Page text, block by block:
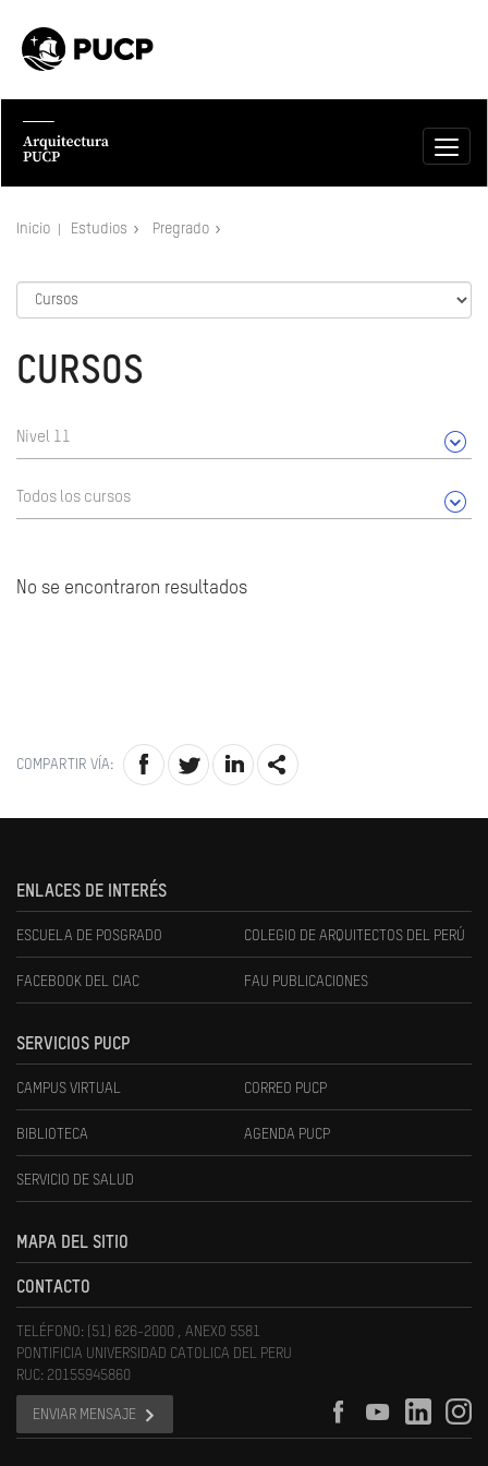
Inicio Estudios Pregrado
CURSOS
Nivel 11
Todos los cursos
No se encontraron resultados
COMPARTIR VÍA:
ENLACES DE INTERÉS
ESCUELA DE POSGRADO COLEGIO DE ARQUITECTOS DEL PERÚ
FACEBOOK DEL CIAC FAU PUBLICACIONES
SERVICIOS PUCP
CAMPUS VIRTUAL CORREO PUCP
BIBLIOTECA AGENDA PUCP
SERVICIO DE SALUD
MAPA DEL SITIO
CONTACTO
TELÉFONO: (51) 626-2000 , ANEXO 5581
PONTIFICIA UNIVERSIDAD CATOLICA DEL PERU
RUC: 20155945860
ENVIAR MENSAJE